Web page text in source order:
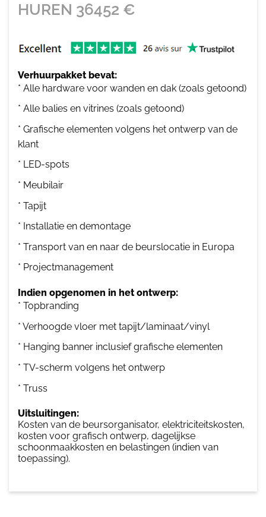
HUREN 36452 €
Verhuurpakket bevat:
* Alle hardware voor wanden en dak (zoals getoond)
* Alle balies en vitrines (zoals getoond)
* Grafische elementen volgens het ontwerp van de
klant
* LED-spots
* Meubilair
* Tapijt
* Installatie en demontage
* Transport van en naar de beurslocatie in Europa
* Projectmanagement
Indien opgenomen in het ontwerp:
* Topbranding
* Verhoogde vloer met tapijt/laminaat/vinyl
* Hanging banner inclusief grafische elementen
* TV-scherm volgens het ontwerp
* Truss
Uitsluitingen:
Kosten van de beursorganisator, elektriciteitskosten,
kosten voor grafisch ontwerp, dagelijkse
schoonmaakkosten en belastingen (indien van
toepassing).